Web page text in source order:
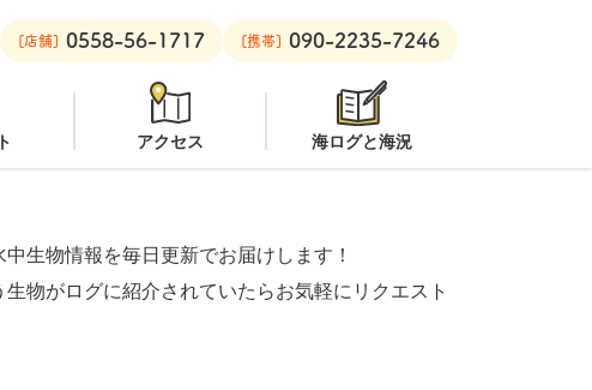
黄金崎ビーチ：オープン 安良里ボート：
安良里ボート： オープン
[店舗] 0558-56-1717 [携帯] 090-2235-7246
アクセス 海ログと海況
生物情報を毎日更新でお届けします！
生物がログに紹介されていたらお気軽にリクエスト